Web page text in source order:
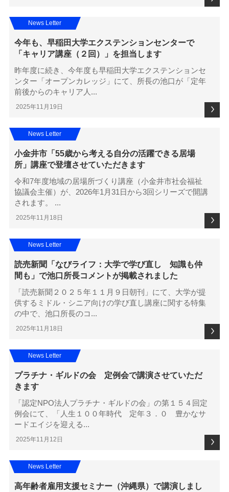
今年も、早稲田大学エクステンションセンターで
「キャリア講座（２回）」を担当します
昨年度に続き、今年度も早稲田大学エクステンションセ
ンター「オープンカレッジ」にて、所長の池口が「定年
前後からのキャリア人...
2025年11月19日
News Letter
小金井市「55歳から考える自分の活躍できる居場
所」講座で登壇させていただきます
令和7年度地域の居場所づくり講座（小金井市社会福祉
協議会主催）が、2026年1月31日から3回シリーズで開講
されます。 ...
2025年11月18日
News Letter
読売新聞「なびライフ：大学で学び直し 知識も仲
間も」で池口所長コメントが掲載されました
「読売新聞２０２５年１１月９日朝刊」にて、大学が提
供するミドル・シニア向けの学び直し講座に関する特集
の中で、池口所長のコ...
2025年11月18日
News Letter
プラチナ・ギルドの会 定例会で講演させていただ
きます
「認定NPO法人プラチナ・ギルドの会」の第１５４回定
例会にて、「人生１００年時代 定年３．０ 豊かなサ
ードエイジを迎える...
2025年11月12日
News Letter
高年齢者雇用支援セミナー（沖縄県）で講演しまし
News Letter